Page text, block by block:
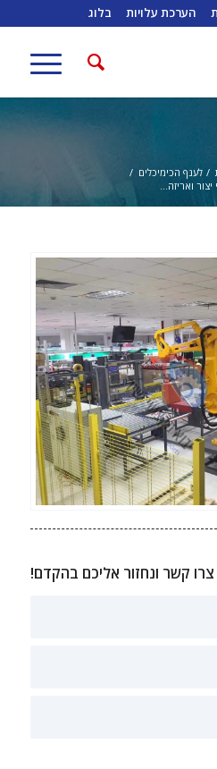
הערכת עלויות בלוג
/ לענף הכימיכלים /
ואריזה...
צרו קשר ונחזור אליכם בהקדם!